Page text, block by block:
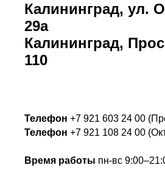
Калининград, ул.
29а
Калининград,
110
Телефон +7 921 603 24 00
Телефон +7 921 108 24 00
Время работы пн-вс